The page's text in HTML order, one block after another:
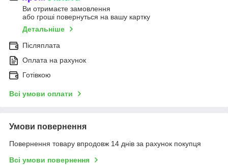
Ви отримаєте замовлення
або гроші повернуться на вашу картку
Детальніше
Післяплата
Оплата на рахунок
Готівкою
Всі умови оплати
Умови повернення
Повернення товару впродовж 14 днів за рахунок покупця
Всі умови повернення